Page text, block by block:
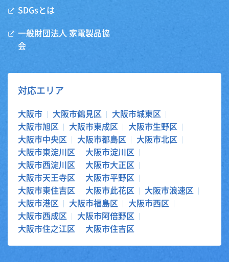
SDGsとは
一般財団法人 家電製品協
会
対応エリア
大阪市 大阪市鶴見区
大阪市城東区
大阪市旭区
大阪市東成区
大阪市生野区
大阪市中央区
大阪市都島区
大阪市北区
大阪市東淀川区
大阪市淀川区
大阪市西淀川区
大阪市大正区
大阪市天王寺区
大阪市平野区
大阪市東住吉区
大阪市此花区
大阪市浪速区
大阪市港区
大阪市福島区
大阪市西区
大阪市西成区
大阪市阿倍野区
大阪市住之江区
大阪市住吉区